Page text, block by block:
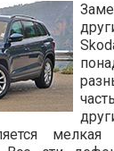
мелкая